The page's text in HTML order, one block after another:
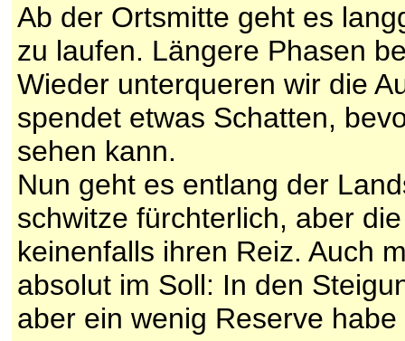
Ab der Ortsmitte geht es
zu laufen. Längere Phasen
Wieder unterqueren wir die
spendet etwas Schatten,
sehen kann.
Nun geht es entlang der
schwitze fürchterlich, aber
keinenfalls ihren Reiz. Auch
absolut im Soll: In den
aber ein wenig Reserve